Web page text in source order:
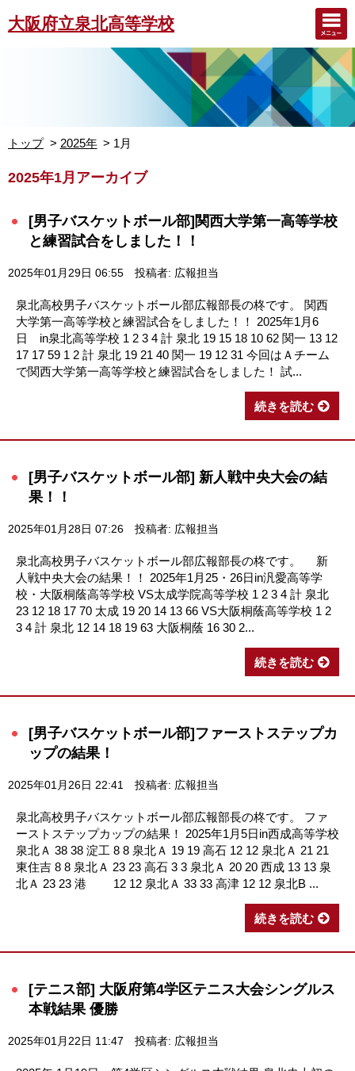
大阪府立泉北高等学校
トップ 2025年 1月
2025年1月アーカイブ
[男子バスケットボール部]関西大学第一高等学校
と練習試合をしました！！
2025年01月29日 06:55 投稿者: 広報担当
泉北高校男子バスケットボール部広報部長の柊です。 関西
大学第一高等学校と練習試合をしました！！ 2025年1月6
日 in泉北高等学校 1 2 3 4 計 泉北 19 15 18 10 62 関一 13 12
17 17 59 1 2 計 泉北 19 21 40 関一 19 12 31 今回はＡチーム
で関西大学第一高等学校と練習試合をしました！ 試...
続きを読む
[男子バスケットボール部] 新人戦中央大会の結
果！！
2025年01月28日 07:26 投稿者: 広報担当
泉北高校男子バスケットボール部広報部長の柊です。 新
人戦中央大会の結果！！ 2025年1月25・26日in汎愛高等学
校・大阪桐蔭高等学校 VS太成学院高等学校 1 2 3 4 計 泉北
23 12 18 17 70 太成 19 20 14 13 66 VS大阪桐蔭高等学校 1 2
3 4 計 泉北 12 14 18 19 63 大阪桐蔭 16 30 2...
続きを読む
[男子バスケットボール部]ファーストステップカ
ップの結果！
2025年01月26日 22:41 投稿者: 広報担当
泉北高校男子バスケットボール部広報部長の柊です。 ファ
ーストステップカップの結果！ 2025年1月5日in西成高等学校
泉北Ａ 38 38 淀工 8 8 泉北Ａ 19 19 高石 12 12 泉北Ａ 21 21
東住吉 8 8 泉北Ａ 23 23 高石 3 3 泉北Ａ 20 20 西成 13 13 泉
北Ａ 23 23 港 12 12 泉北Ａ 33 33 高津 12 12 泉北B ...
続きを読む
[テニス部] 大阪府第4学区テニス大会シングルス
本戦結果 優勝
2025年01月22日 11:47 投稿者: 広報担当